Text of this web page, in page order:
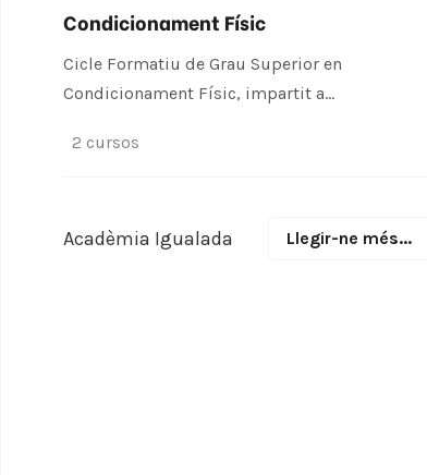
Condicionament Físic
Cicle Formatiu de Grau Superior en
Condicionament Físic, impartit a...
2 cursos
Acadèmia Igualada Llegir-ne més...